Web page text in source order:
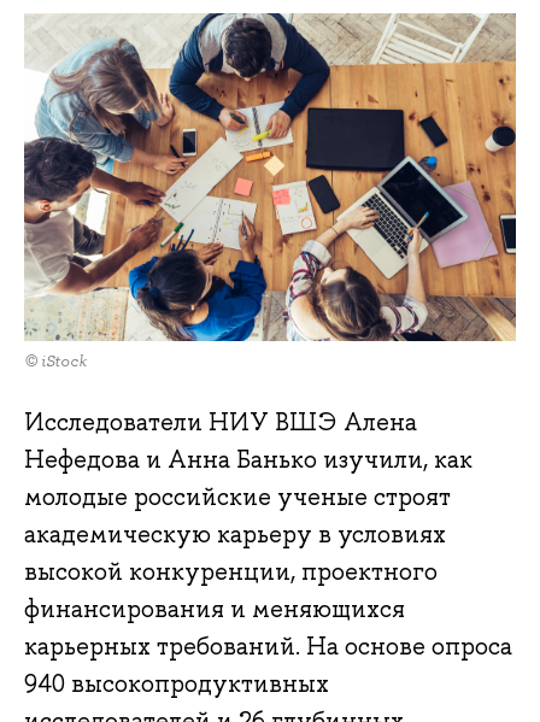
© iStock
Исследователи НИУ ВШЭ Алена
Нефедова и Анна Банько изучили, как
молодые российские ученые строят
академическую карьеру в условиях
высокой конкуренции, проектного
финансирования и меняющихся
карьерных требований. На основе опроса
940 высокопродуктивных